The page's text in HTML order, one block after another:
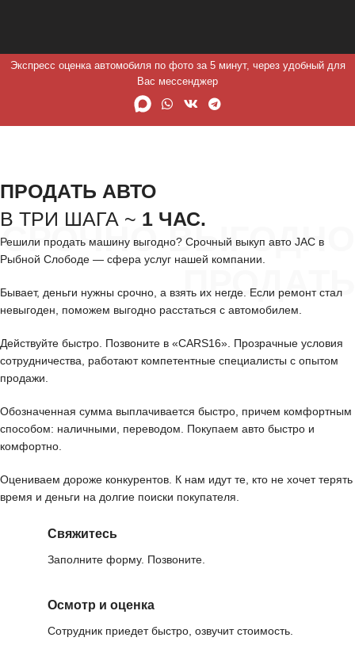
Экспресс оценка автомобиля по фото за 5 минут, через удобный для
Вас мессенджер
СРОЧНО ВЫГОДНО
ПРОДАТЬ
ПРОДАТЬ АВТО
В ТРИ ШАГА ~ 1 ЧАС.
Решили продать машину выгодно? Срочный выкуп авто JAC в
Рыбной Слободе — сфера услуг нашей компании.
Бывает, деньги нужны срочно, а взять их негде. Если ремонт стал
невыгоден, поможем выгодно расстаться с автомобилем.
Действуйте быстро. Позвоните в «CARS16». Прозрачные условия
сотрудничества, работают компетентные специалисты с опытом
продажи.
Обозначенная сумма выплачивается быстро, причем комфортным
способом: наличными, переводом. Покупаем авто быстро и
комфортно.
Оцениваем дороже конкурентов. К нам идут те, кто не хочет терять
время и деньги на долгие поиски покупателя.
Свяжитесь
Заполните форму. Позвоните.
Осмотр и оценка
Сотрудник приедет быстро, озвучит стоимость.